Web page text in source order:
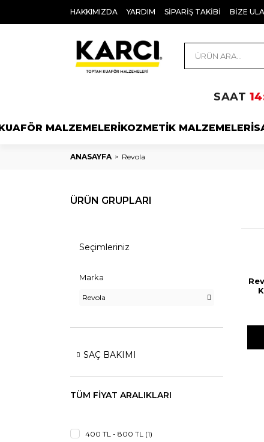
HAKKIMIZDA YARDIM SİPARİŞ TAKİBİ BİZE
SAAT
MALZEMELERİKOZMETİK MALZEMELERİ
ANASAYFA Revola
ÜRÜN GRUPLARI
Seçimleriniz
Marka
Revola
SAÇ BAKIMI
TÜM FIYAT ARALIKLARI
400 TL - 800 TL (1)